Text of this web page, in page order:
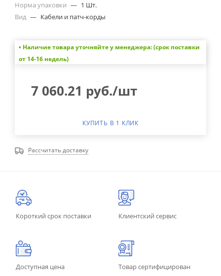
Норма упаковки — 1 Шт.
Вид — Кабели и патч-корды
• Наличие товара уточняйте у менеджера: (срок поставки
от 14-16 недель)
7 060.21 руб./шт
КУПИТЬ В 1 КЛИК
Рассчитать доставку
Короткий срок поставки Клиентский сервис
Доступная цена Товар сертифицирован